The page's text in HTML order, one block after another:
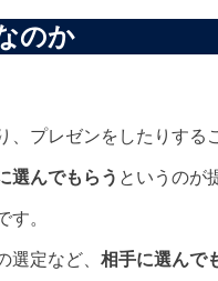
のか
プレゼンをしたりする
選んでもらう というのが
す。
定など、 相手に選んで